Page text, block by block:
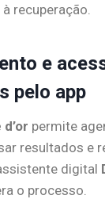
recuperação.
e
pelo app
permite
resultados e
digital
o processo.